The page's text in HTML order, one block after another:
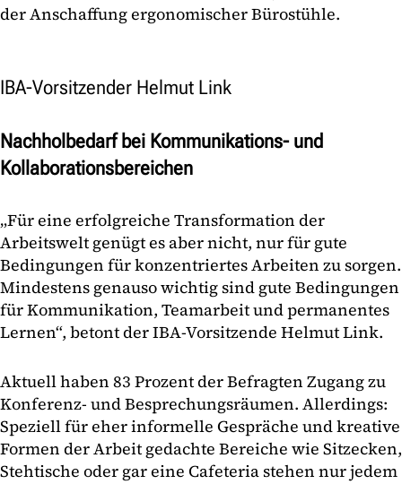
der Anschaffung ergonomischer Bürostühle.
IBA-Vorsitzender Helmut Link
Nachholbedarf bei Kommunikations- und
Kollaborationsbereichen
„Für eine erfolgreiche Transformation der
Arbeitswelt genügt es aber nicht, nur für gute
Bedingungen für konzentriertes Arbeiten zu sorgen.
Mindestens genauso wichtig sind gute Bedingungen
für Kommunikation, Teamarbeit und permanentes
Lernen“, betont der IBA-Vorsitzende Helmut Link.
Aktuell haben 83 Prozent der Befragten Zugang zu
Konferenz- und Besprechungsräumen. Allerdings:
Speziell für eher informelle Gespräche und kreative
Formen der Arbeit gedachte Bereiche wie Sitzecken,
Stehtische oder gar eine Cafeteria stehen nur jedem